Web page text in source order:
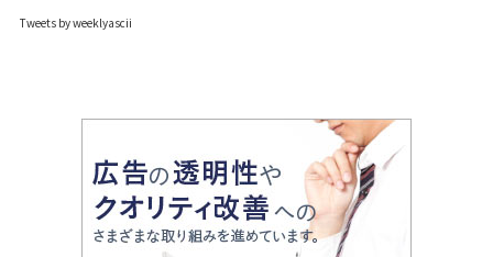
Tweets by weeklyascii